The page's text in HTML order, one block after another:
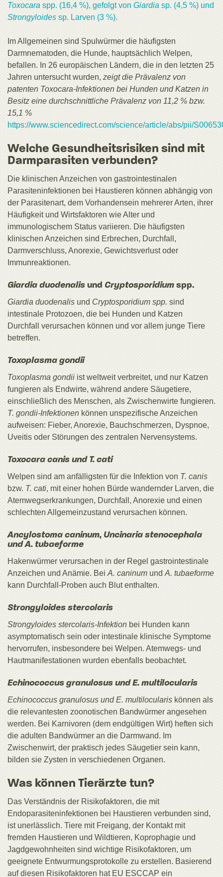
Toxocara spp. (16,4 %), gefolgt von Giardia sp. (4,5 %) und
Strongyloides sp. Larven (3 %).
Im Allgemeinen sind Spulwürmer die häufigsten
Darmnematoden, die Hunde, hauptsächlich Welpen,
befallen. In 26 europäischen Ländern, die in den letzten 25
Jahren untersucht wurden, zeigt die Prävalenz von
patenten Toxocara-Infektionen bei Hunden und Katzen in
Besitz eine durchschnittliche Prävalenz von 11,2 % bzw.
15,1 %
https://www.sciencedirect.com/science/article/abs/pii/
Welche Gesundheitsrisiken sind mit
Darmparasiten verbunden?
Die klinischen Anzeichen von gastrointestinalen
Parasiteninfektionen bei Haustieren können abhängig von
der Parasitenart, dem Vorhandensein mehrerer Arten, ihrer
Häufigkeit und Wirtsfaktoren wie Alter und
immunologischem Status variieren. Die häufigsten
klinischen Anzeichen sind Erbrechen, Durchfall,
Darmverschluss, Anorexie, Gewichtsverlust oder
Immunreaktionen.
Giardia duodenalis und Cryptosporidium spp.
Giardia duodenalis und Cryptosporidium spp. sind
intestinale Protozoen, die bei Hunden und Katzen
Durchfall verursachen können und vor allem junge Tiere
betreffen.
Toxoplasma gondii
Toxoplasma gondii ist weltweit verbreitet, und nur Katzen
fungieren als Endwirte, während andere Säugetiere,
einschließlich des Menschen, als Zwischenwirte fungieren.
T. gondii-Infektionen können unspezifische Anzeichen
aufweisen: Fieber, Anorexie, Bauchschmerzen, Dyspnoe,
Uveitis oder Störungen des zentralen Nervensystems.
Toxocara canis und T. cati
Welpen sind am anfälligsten für die Infektion von T. canis
bzw. T. cati, mit einer hohen Bürde wandernder Larven, die
Atemwegserkrankungen, Durchfall, Anorexie und einen
schlechten Allgemeinzustand verursachen können.
Ancylostoma caninum, Uncinaria stenocephala
und A. tubaeforme
Hakenwürmer verursachen in der Regel gastrointestinale
Anzeichen und Anämie. Bei A. caninum und A. tubaeforme
kann Durchfall-Proben auch Blut enthalten.
Strongyloides stercolaris
Strongyloides stercolaris-Infektion bei Hunden kann
asymptomatisch sein oder intestinale klinische Symptome
hervorrufen, insbesondere bei Welpen. Atemwegs- und
Hautmanifestationen wurden ebenfalls beobachtet.
Echinococcus granulosus und E. multilocularis
Echinococcus granulosus und E. multilocularis können als
die relevantesten zoonotischen Bandwürmer angesehen
werden. Bei Karnivoren (dem endgültigen Wirt) heften sich
die adulten Bandwürmer an die Darmwand. Im
Zwischenwirt, der praktisch jedes Säugetier sein kann,
bilden sie Zysten in verschiedenen Organen.
Was können Tierärzte tun?
Das Verständnis der Risikofaktoren, die mit
Endoparasiteninfektionen bei Haustieren verbunden sind,
ist unerlässlich. Tiere mit Freigang, der Kontakt mit
fremden Haustieren und Wildtieren, Koprophagie und
Jagdgewohnheiten sind wichtige Risikofaktoren, um
geeignete Entwurmungsprotokolle zu erstellen. Basierend
auf diesen Risikofaktoren hat EU ESCCAP ein